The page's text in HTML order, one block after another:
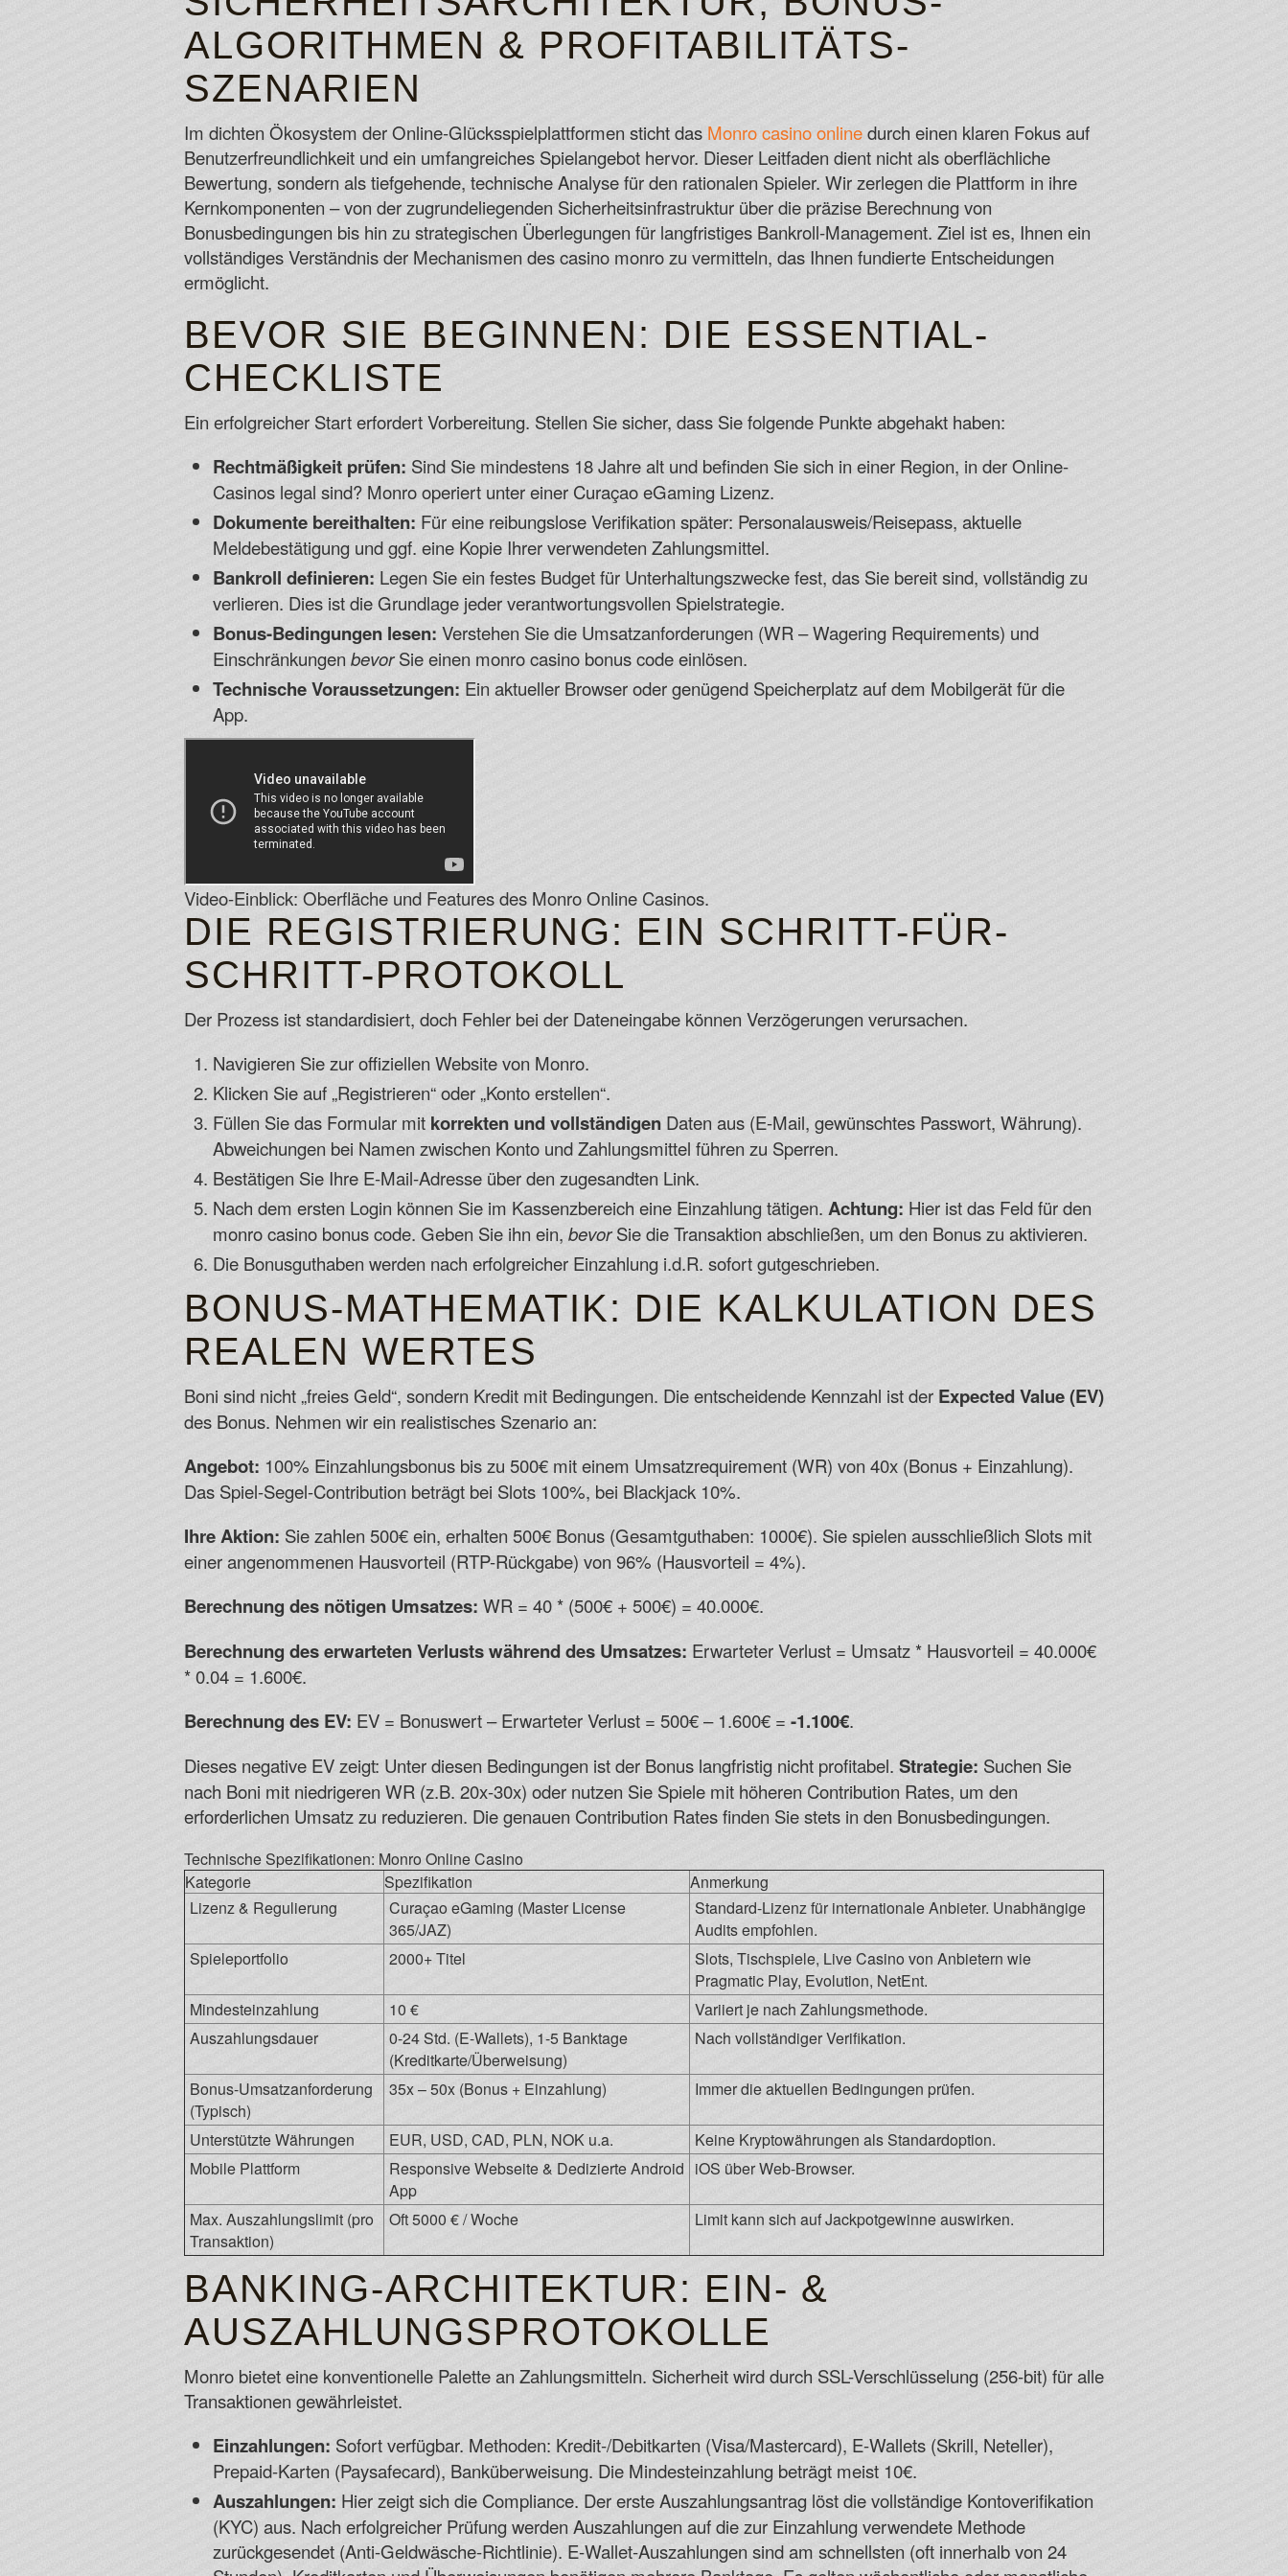
CASINOS
Gijon Casino No Deposit Bonus Codes For Free Spins 2026
On top of that, each additional Avalanche win carries an ever-increasing multiplier.
Casino Promo Codes No Deposit Canada
ALGORITHMEN & PROFITABILITÄTS-
SZENARIEN
Im dichten Ökosystem der Online-Glücksspielplattformen sticht das Monro casino onlinedurch einen klaren Fokus auf
Benutzerfreundlichkeit und ein umfangreiches Spielangebot hervor. Dieser Leitfaden dient nicht als oberflächliche
Bewertung, sondern als tiefgehende, technische Analyse für den rationalen Spieler. Wir zerlegen die Plattform in ihre
Kernkomponenten – von der zugrundeliegenden Sicherheitsinfrastruktur über die präzise Berechnung von
Bonusbedingungen bis hin zu strategischen Überlegungen für langfristiges Bankroll-Management. Ziel ist es, Ihnen ein
vollständiges Verständnis der Mechanismen des casino monro zu vermitteln, das Ihnen fundierte Entscheidungen
ermöglicht.
BEVOR SIE BEGINNEN: DIE ESSENTIAL-
CHECKLISTE
Ein erfolgreicher Start erfordert Vorbereitung. Stellen Sie sicher, dass Sie folgende Punkte abgehakt haben:
Rechtmäßigkeit prüfen: Sind Sie mindestens 18 Jahre alt und befinden Sie sich in einer Region, in der Online-
Casinos legal sind? Monro operiert unter einer Curaçao eGaming Lizenz.
Dokumente bereithalten: Für eine reibungslose Verifikation später: Personalausweis/Reisepass, aktuelle
Meldebestätigung und ggf. eine Kopie Ihrer verwendeten Zahlungsmittel.
Bankroll definieren: Legen Sie ein festes Budget für Unterhaltungszwecke fest, das Sie bereit sind, vollständig zu
verlieren. Dies ist die Grundlage jeder verantwortungsvollen Spielstrategie.
Bonus-Bedingungen lesen: Verstehen Sie die Umsatzanforderungen (WR – Wagering Requirements) und
EinschränkungenbevorSie einen monro casino bonus code einlösen.
Technische Voraussetzungen: Ein aktueller Browser oder genügend Speicherplatz auf dem Mobilgerät für die
App.
Video-Einblick: Oberfläche und Features des Monro Online Casinos.
DIE REGISTRIERUNG: EIN SCHRITT-FÜR-
SCHRITT-PROTOKOLL
Der Prozess ist standardisiert, doch Fehler bei der Dateneingabe können Verzögerungen verursachen.
Navigieren Sie zur offiziellen Website von Monro.
Klicken Sie auf „Registrieren“ oder „Konto erstellen“.
Füllen Sie das Formular mit korrekten und vollständigen Daten aus (E-Mail, gewünschtes Passwort, Währung).
Abweichungen bei Namen zwischen Konto und Zahlungsmittel führen zu Sperren.
Bestätigen Sie Ihre E-Mail-Adresse über den zugesandten Link.
Nach dem ersten Login können Sie im Kassenzbereich eine Einzahlung tätigen. Achtung: Hier ist das Feld für den
monro casino bonus code. Geben Sie ihn ein, bevorSie die Transaktion abschließen, um den Bonus zu aktivieren.
Die Bonusguthaben werden nach erfolgreicher Einzahlung i.d.R. sofort gutgeschrieben.
BONUS-MATHEMATIK: DIE KALKULATION DES
REALEN WERTES
Boni sind nicht „freies Geld“, sondern Kredit mit Bedingungen. Die entscheidende Kennzahl ist der Expected Value (EV)
des Bonus. Nehmen wir ein realistisches Szenario an:
Angebot: 100% Einzahlungsbonus bis zu 500€ mit einem Umsatzrequirement (WR) von 40x (Bonus + Einzahlung).
Das Spiel-Segel-Contribution beträgt bei Slots 100%, bei Blackjack 10%.
Ihre Aktion: Sie zahlen 500€ ein, erhalten 500€ Bonus (Gesamtguthaben: 1000€). Sie spielen ausschließlich Slots mit
einer angenommenen Hausvorteil (RTP-Rückgabe) von 96% (Hausvorteil = 4%).
Berechnung des nötigen Umsatzes: WR = 40 * (500€ + 500€) = 40.000€.
Berechnung des erwarteten Verlusts während des Umsatzes: Erwarteter Verlust = Umsatz * Hausvorteil = 40.000€
* 0.04 = 1.600€.
Berechnung des EV: EV = Bonuswert – Erwarteter Verlust = 500€ – 1.600€ = -1.100€.
Dieses negative EV zeigt: Unter diesen Bedingungen ist der Bonus langfristig nicht profitabel. Strategie: Suchen Sie
nach Boni mit niedrigeren WR (z.B. 20x-30x) oder nutzen Sie Spiele mit höheren Contribution Rates, um den
erforderlichen Umsatz zu reduzieren. Die genauen Contribution Rates finden Sie stets in den Bonusbedingungen.
Technische Spezifikationen: Monro Online Casino
Kategorie
Spezifikation
Anmerkung
Lizenz & Regulierung
Curaçao eGaming (Master License
365/JAZ)
Standard-Lizenz für internationale Anbieter. Unabhängige
Audits empfohlen.
Spieleportfolio
2000+ Titel
Slots, Tischspiele, Live Casino von Anbietern wie
Pragmatic Play, Evolution, NetEnt.
Mindesteinzahlung
10 €
Variiert je nach Zahlungsmethode.
Auszahlungsdauer
0-24 Std. (E-Wallets), 1-5 Banktage
(Kreditkarte/Überweisung)
Nach vollständiger Verifikation.
Bonus-Umsatzanforderung
(Typisch)
35x – 50x (Bonus + Einzahlung) Immer die aktuellen Bedingungen prüfen.
Unterstützte Währungen EUR, USD, CAD, PLN, NOK u.a.
Keine Kryptowährungen als Standardoption.
Mobile Plattform
Responsive Webseite & Dedizierte Android
App
iOS über Web-Browser.
Max. Auszahlungslimit (pro
Transaktion)
Oft 5000 € / Woche Limit kann sich auf Jackpotgewinne auswirken.
BANKING-ARCHITEKTUR: EIN- &
AUSZAHLUNGSPROTOKOLLE
Monro bietet eine konventionelle Palette an Zahlungsmitteln. Sicherheit wird durch SSL-Verschlüsselung (256-bit) für alle
Transaktionen gewährleistet.
Einzahlungen: Sofort verfügbar. Methoden: Kredit-/Debitkarten (Visa/Mastercard), E-Wallets (Skrill, Neteller),
Prepaid-Karten (Paysafecard), Banküberweisung. Die Mindesteinzahlung beträgt meist 10€.
Auszahlungen: Hier zeigt sich die Compliance. Der erste Auszahlungsantrag löst die vollständige Kontoverifikation
(KYC) aus. Nach erfolgreicher Prüfung werden Auszahlungen auf die zur Einzahlung verwendete Methode
zurückgesendet (Anti-Geldwäsche-Richtlinie). E-Wallet-Auszahlungen sind am schnellsten (oft innerhalb von 24